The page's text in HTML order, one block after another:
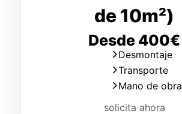
de 10m²)
Desde 400€
Desmontaje
Transporte
Mano de obra
solicita ahora